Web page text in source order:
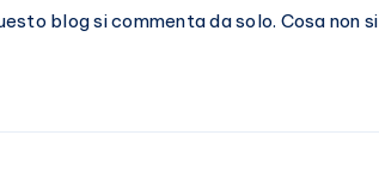
blog si commenta da solo. Cosa non si